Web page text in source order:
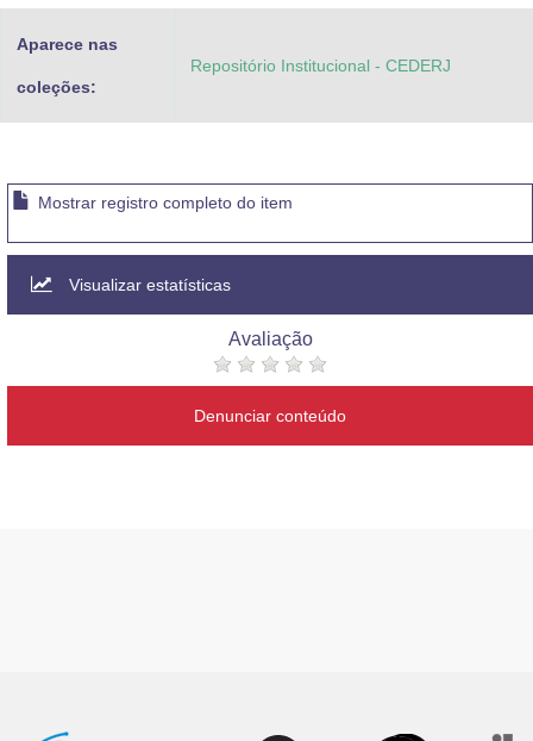
Aparece nas
coleções:
Repositório Institucional - CEDERJ
Mostrar registro completo do item
Visualizar estatísticas
Avaliação
Denunciar conteúdo